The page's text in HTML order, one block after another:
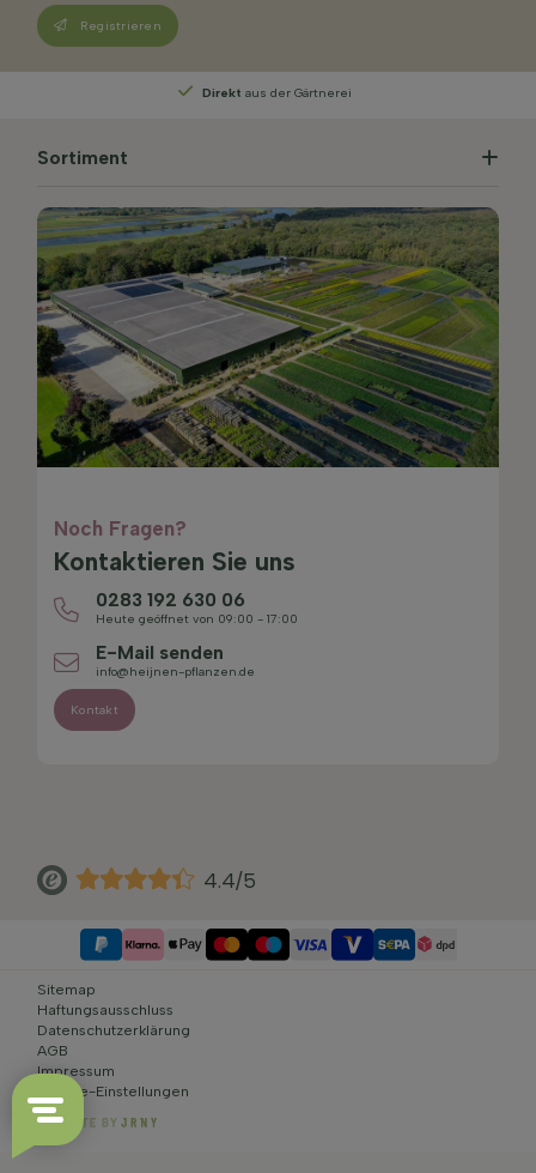
Registrieren
Direkt aus der Gärtnerei
Sortiment
Noch Fragen?
Kontaktieren Sie uns
0283 192 630 06
Heute geöffnet von 09:00 - 17:00
E-Mail senden
info@heijnen-pflanzen.de
Kontakt
4.4/5
Sitemap
Haftungsausschluss
Datenschutzerklärung
AGB
Impressum
Cookie-Einstellungen